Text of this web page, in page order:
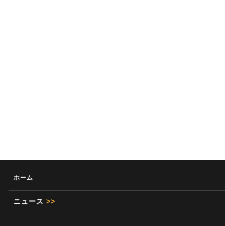
ホーム
ニュース >>